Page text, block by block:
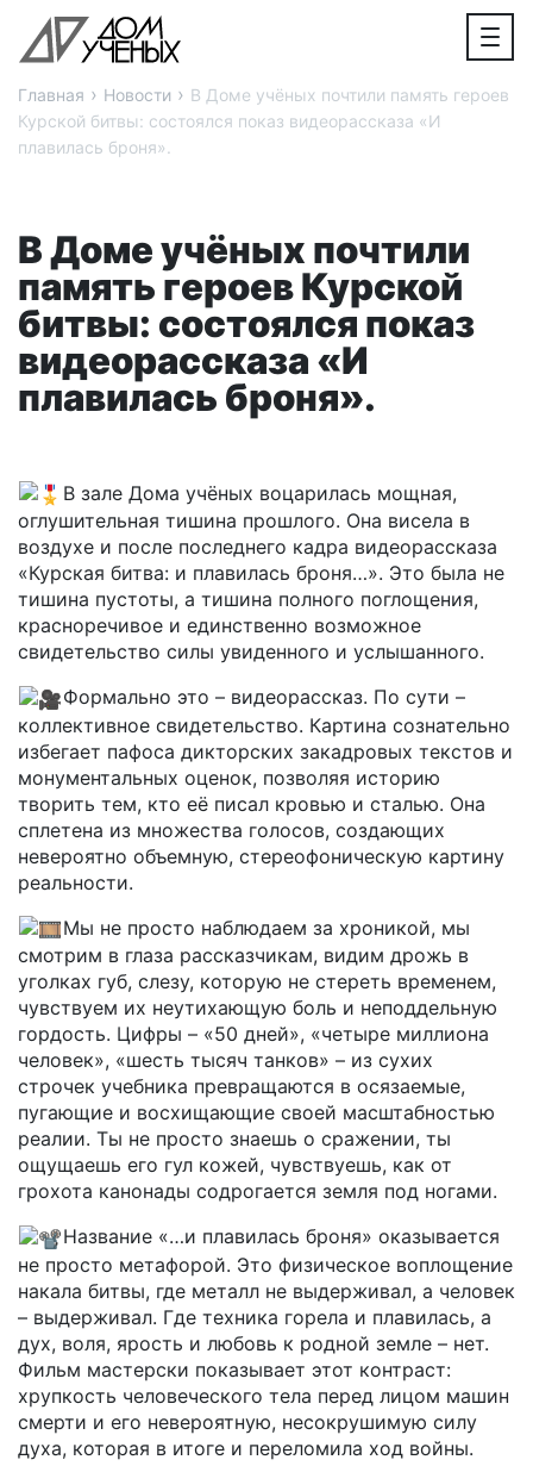
Главная › Новости › В Доме учёных почтили память героев
Курской битвы: состоялся показ видеорассказа «И
плавилась броня».
В Доме учёных почтили
память героев Курской
битвы: состоялся показ
видеорассказа «И
плавилась броня».
В зале Дома учёных воцарилась мощная,
оглушительная тишина прошлого. Она висела в
воздухе и после последнего кадра видеорассказа
«Курская битва: и плавилась броня…». Это была не
тишина пустоты, а тишина полного поглощения,
красноречивое и единственно возможное
свидетельство силы увиденного и услышанного.
Формально это – видеорассказ. По сути –
коллективное свидетельство. Картина сознательно
избегает пафоса дикторских закадровых текстов и
монументальных оценок, позволяя историю
творить тем, кто её писал кровью и сталью. Она
сплетена из множества голосов, создающих
невероятно объемную, стереофоническую картину
реальности.
Мы не просто наблюдаем за хроникой, мы
смотрим в глаза рассказчикам, видим дрожь в
уголках губ, слезу, которую не стереть временем,
чувствуем их неутихающую боль и неподдельную
гордость. Цифры – «50 дней», «четыре миллиона
человек», «шесть тысяч танков» – из сухих
строчек учебника превращаются в осязаемые,
пугающие и восхищающие своей масштабностью
реалии. Ты не просто знаешь о сражении, ты
ощущаешь его гул кожей, чувствуешь, как от
грохота канонады содрогается земля под ногами.
Название «…и плавилась броня» оказывается
не просто метафорой. Это физическое воплощение
накала битвы, где металл не выдерживал, а человек
– выдерживал. Где техника горела и плавилась, а
дух, воля, ярость и любовь к родной земле – нет.
Фильм мастерски показывает этот контраст:
хрупкость человеческого тела перед лицом машин
смерти и его невероятную, несокрушимую силу
духа, которая в итоге и переломила ход войны.